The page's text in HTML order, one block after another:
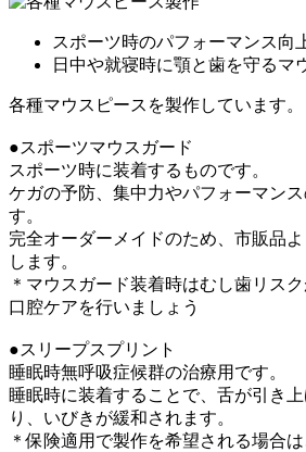
スポーツ時のパフォーマンス向
日中や就寝時に顎と歯を守るマ
各種マウスピースを製作しています。
●スポーツマウスガード
スポーツ時に装着するものです。
ケガの予防、集中力やパフォーマン
す。
完全オーダーメイドのため、市販品
します。
＊マウスガード装着時はむし歯リス
口腔ケアを行いましょう
●スリープスプリント
睡眠時無呼吸症候群の治療用です。
睡眠時に装着することで、舌が引き
り、いびきが緩和されます。
＊保険適用で製作を希望される場合